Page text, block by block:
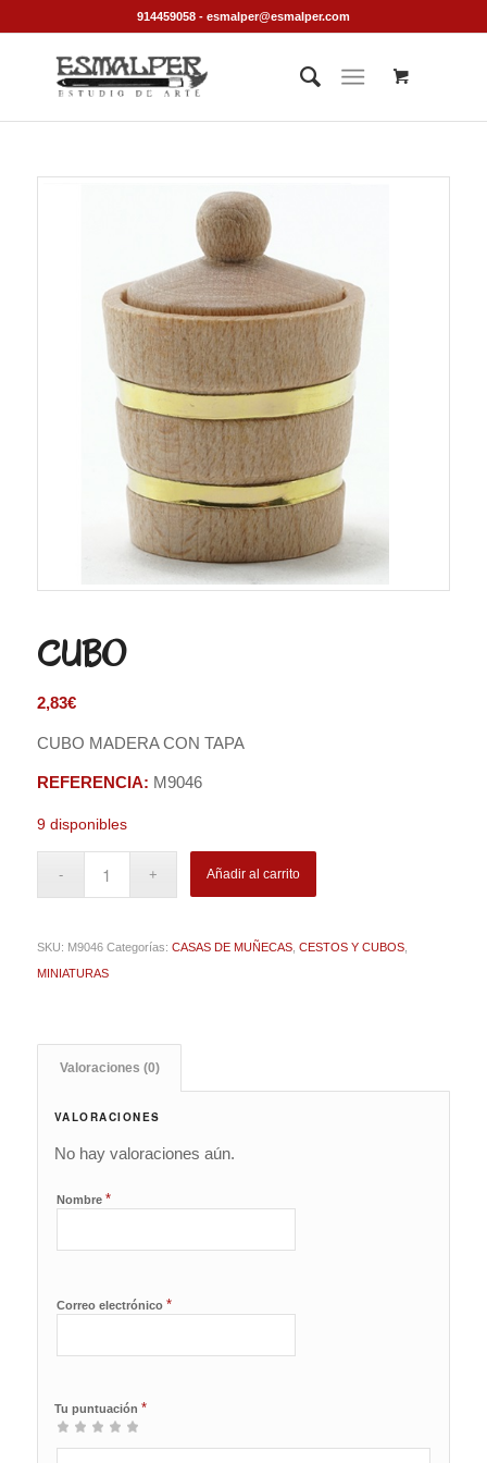
914459058 - esmalper@esmalper.com
CUBO
2,83€
CUBO MADERA CON TAPA
REFERENCIA: M9046
9 disponibles
Añadir al carrito
SKU: M9046 Categorías: CASAS DE MUÑECAS, CESTOS Y CUBOS,
MINIATURAS
Valoraciones (0)
VALORACIONES
No hay valoraciones aún.
Nombre *
Correo electrónico *
Tu puntuación *
1
2 de
3 de 5
4 de 5
5 de 5